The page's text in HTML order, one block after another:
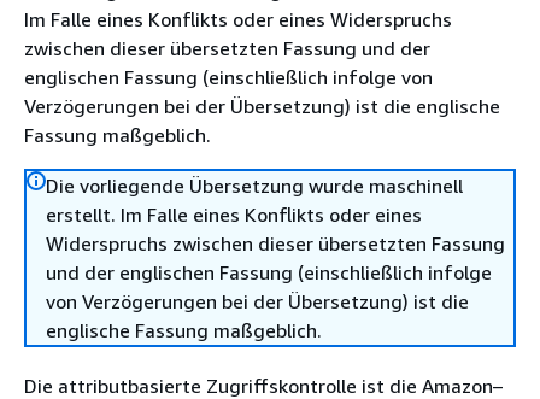
Im Falle eines Konflikts oder eines Widerspruchs
zwischen dieser übersetzten Fassung und der
englischen Fassung (einschließlich infolge von
Verzögerungen bei der Übersetzung) ist die englische
Fassung maßgeblich.
Die vorliegende Übersetzung wurde maschinell
erstellt. Im Falle eines Konflikts oder eines
Widerspruchs zwischen dieser übersetzten Fassung
und der englischen Fassung (einschließlich infolge
von Verzögerungen bei der Übersetzung) ist die
englische Fassung maßgeblich.
Die attributbasierte Zugriffskontrolle ist die Amazon–